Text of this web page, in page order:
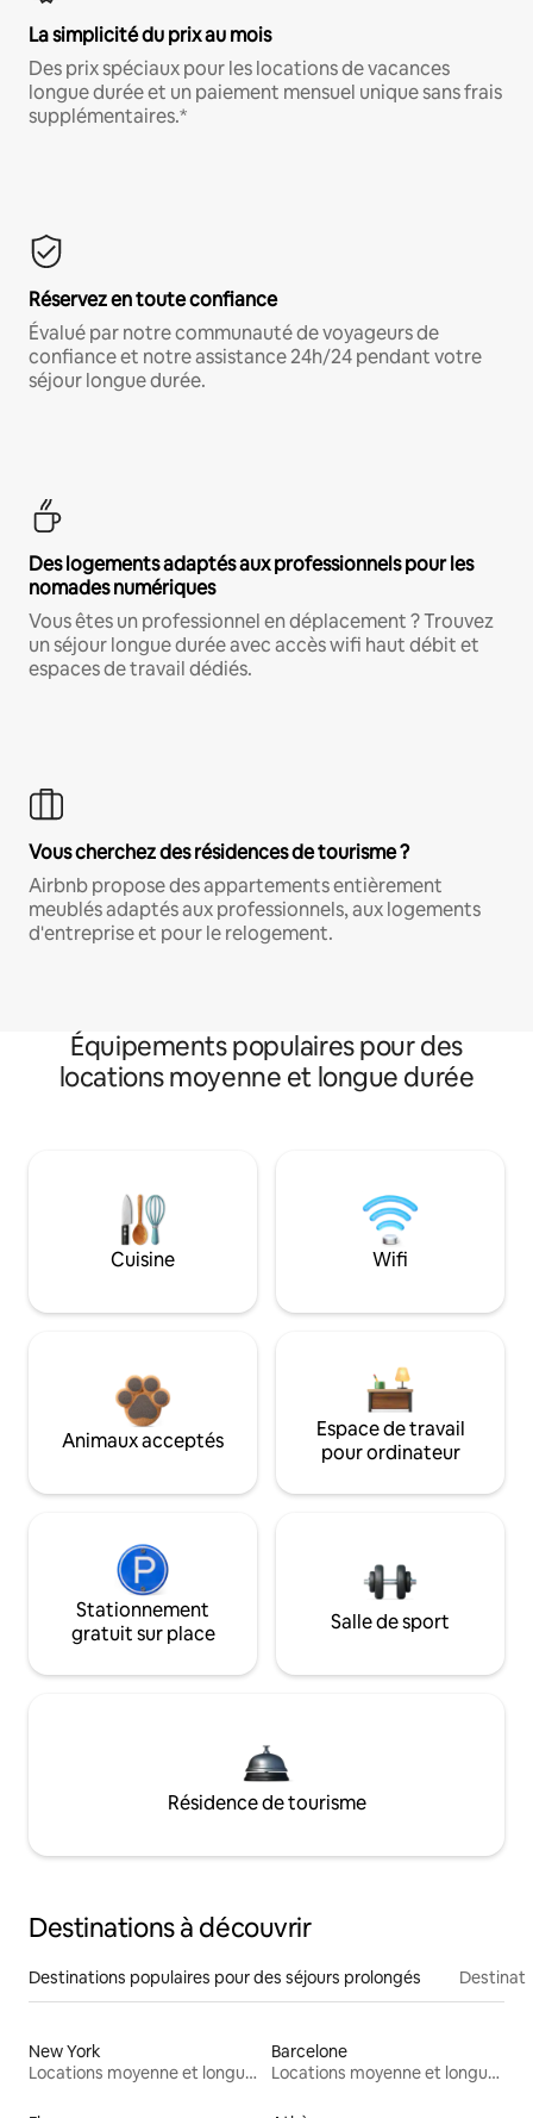
La simplicité du prix au mois
Des prix spéciaux pour les locations de vacances
longue durée et un paiement mensuel unique sans frais
supplémentaires.*
Réservez en toute confiance
Évalué par notre communauté de voyageurs de
confiance et notre assistance 24h/24 pendant votre
séjour longue durée.
Des logements adaptés aux professionnels pour les
nomades numériques
Vous êtes un professionnel en déplacement ? Trouvez
un séjour longue durée avec accès wifi haut débit et
espaces de travail dédiés.
Vous cherchez des résidences de tourisme ?
Airbnb propose des appartements entièrement
meublés adaptés aux professionnels, aux logements
d'entreprise et pour le relogement.
Équipements populaires pour des
locations moyenne et longue durée
Cuisine Wifi
Animaux acceptés
Espace de travail
pour ordinateur
Stationnement
gratuit sur place
Salle de sport
Résidence de tourisme
Destinations à découvrir
Destinations populaires pour des séjours prolongés
New York
Locations moyenne et longue durée
Barcelone
Locations moyenne et longue durée